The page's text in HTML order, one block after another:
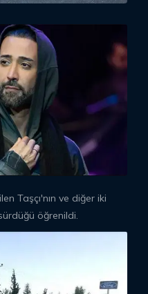
Taşçı'nın ve diğer iki
öğrenildi.